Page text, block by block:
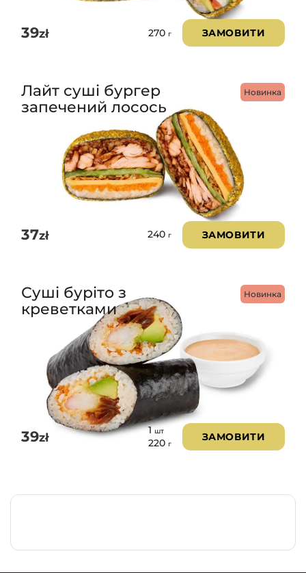
39zł 270 г ЗАМОВИТИ
Новинка
Лайт суші бургер
запечений лосось
37zł 240 г ЗАМОВИТИ
Новинка
Суші буріто з
креветками
39zł
1шт
220 г
ЗАМОВИТИ